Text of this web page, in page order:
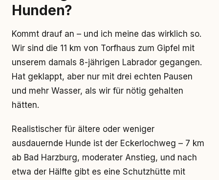
Hunden?
Kommt drauf an – und ich meine das wirklich so.
Wir sind die 11 km von Torfhaus zum Gipfel mit
unserem damals 8-jährigen Labrador gegangen.
Hat geklappt, aber nur mit drei echten Pausen
und mehr Wasser, als wir für nötig gehalten
hätten.
Realistischer für ältere oder weniger
ausdauernde Hunde ist der Eckerlochweg – 7 km
ab Bad Harzburg, moderater Anstieg, und nach
etwa der Hälfte gibt es eine Schutzhütte mit